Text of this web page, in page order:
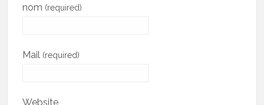
nom (required)
Mail (required)
Website